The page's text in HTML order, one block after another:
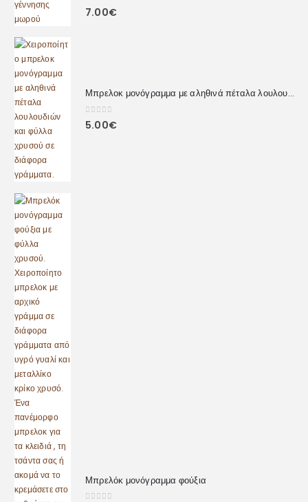
0out of 5
7.00€
Μπρελοκ μονόγραμμα με αληθινά πέταλα λουλουδιών
0out of 5
5.00€
Μπρελόκ μονόγραμμα φούξια